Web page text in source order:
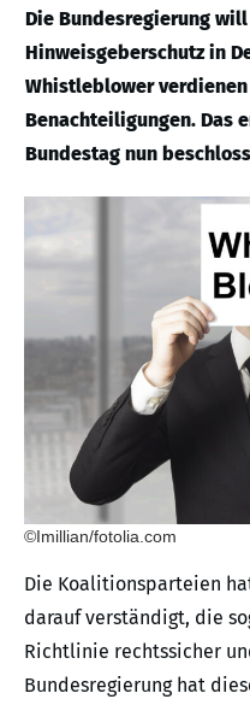
Die Bundesregierung
Hinweisgeberschutz in
Whistleblower verdienen
Benachteiligungen. Das
Bundestag nun
©Imillian/fotolia.com
Die Koalitionsparteien
darauf verständigt, die
Richtlinie rechtssicher
Bundesregierung hat